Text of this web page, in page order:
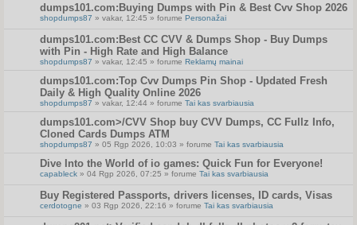
dumps101.com:Buying Dumps with Pin & Best Cvv Shop 2026
shopdumps87 » vakar, 12:45 » forume Personažai
dumps101.com:Best CC CVV & Dumps Shop - Buy Dumps
with Pin - High Rate and High Balance
shopdumps87 » vakar, 12:45 » forume Reklamų mainai
dumps101.com:Top Cvv Dumps Pin Shop - Updated Fresh
Daily & High Quality Online 2026
shopdumps87 » vakar, 12:44 » forume Tai kas svarbiausia
dumps101.com>/CVV Shop buy CVV Dumps, CC Fullz Info,
Cloned Cards Dumps ATM
shopdumps87 » 05 Rgp 2026, 10:03 » forume Tai kas svarbiausia
Dive Into the World of io games: Quick Fun for Everyone!
capableck » 04 Rgp 2026, 07:25 » forume Tai kas svarbiausia
Buy Registered Passports, drivers licenses, ID cards, Visas
cerdotogne » 03 Rgp 2026, 22:16 » forume Tai kas svarbiausia